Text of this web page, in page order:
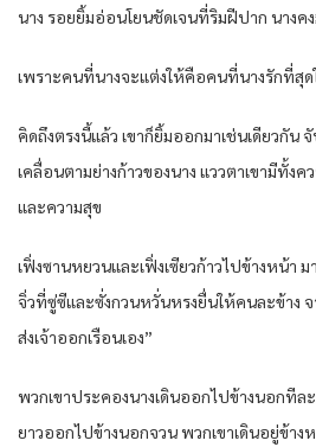
นาง​ รอยยิ้ม​อ่อนโยน​ชัดเจน​ที่​ริมฝีปาก​ นาง​ค
เพราะ​คน​ที่​นาง​จะแต่ง​ให้​คือ​คน​ที่​นาง​รัก​ที่สุ
คิดถึง​ตรงนี้​แล้ว​ เขา​ก็​ยิ้ม​ออกมา​เช่นเดียวกัน​
เคลื่อน​ตาม​ย่างก้าว​ของ​นาง​ แววตา​เขา​มีทั้ง​
และ​ความสุข​
เฟิ่งซาน​หยวน​และ​เฟิ่งเซียว​ก้าว​ไปข้างหน้า​
จิ่ว​ที่​ซู่ซีและ​ซั่งกวน​หวั่น​หรง​ยื่น​ให้​คนละ​ข้าง​
ส่งเจ้าออกเรือน​เอง​”
พวกเขา​ประคอง​นาง​เดิน​ออก​ไปข้างนอก​ที
ยาว​ออก​ไปข้างนอก​จวน​ พวกเขา​เดิน​อยู่​ข้า